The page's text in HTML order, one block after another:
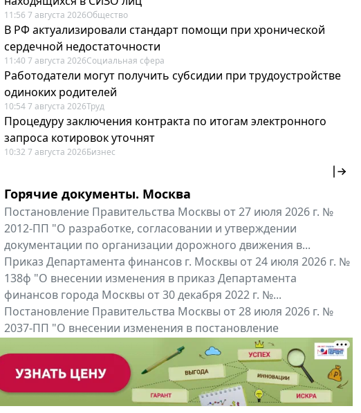
11:56 7 августа 2026Общество
В РФ актуализировали стандарт помощи при хронической
сердечной недостаточности
11:40 7 августа 2026Социальная сфера
Работодатели могут получить субсидии при трудоустройстве
одиноких родителей
10:54 7 августа 2026Труд
Процедуру заключения контракта по итогам электронного
запроса котировок уточнят
10:32 7 августа 2026Бизнес
Горячие документы. Москва
Постановление Правительства Москвы от 27 июля 2026 г. №
2012-ПП "О разработке, согласовании и утверждении
документации по организации дорожного движения в...
Приказ Департамента финансов г. Москвы от 24 июля 2026 г. №
138ф "О внесении изменения в приказ Департамента
финансов города Москвы от 30 декабря 2022 г. №...
Постановление Правительства Москвы от 28 июля 2026 г. №
2037-ПП "О внесении изменения в постановление
Правительства Москвы от 26 июля 2011 г. № 334-ПП"
Все региональные документы Мой регион ...